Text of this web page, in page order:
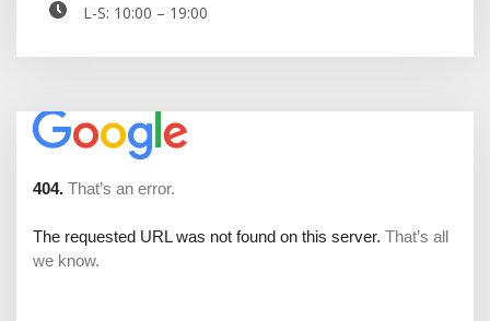
L-S: 10:00 – 19:00